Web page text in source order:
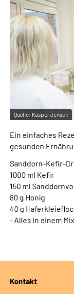
Quelle: Kasper Jensen
Ein einfaches
gesunden
Sanddorn-Kefir-
1000 ml Kefir
150 ml
80 g Honig
40 g
- Alles in einem
Kontakt